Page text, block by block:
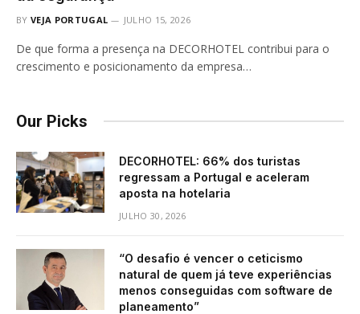
BY VEJA PORTUGAL JULHO 15, 2026
De que forma a presença na DECORHOTEL contribui para o
crescimento e posicionamento da empresa…
Our Picks
DECORHOTEL: 66% dos turistas
regressam a Portugal e aceleram
aposta na hotelaria
JULHO 30, 2026
“O desafio é vencer o ceticismo
natural de quem já teve experiências
menos conseguidas com software de
planeamento”